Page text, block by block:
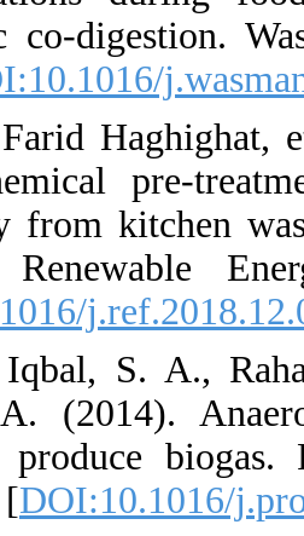
anaerobic co-
180. [
10. [10] Farid
efficiency
digester.
[DOI:10.1016/
11. [11]
Yousuf, A.
waste to
657-662. [